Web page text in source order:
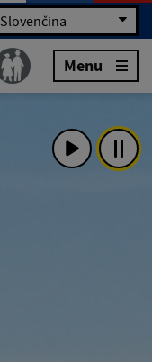
Slovenčina
Menu